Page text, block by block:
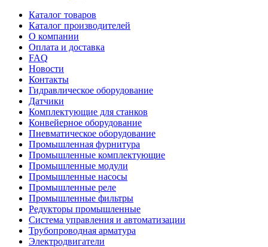
Каталог товаров
Каталог производителей
О компании
Оплата и доставка
FAQ
Новости
Контакты
Гидравлическое оборудование
Датчики
Комплектующие для станков
Конвейерное оборудование
Пневматическое оборудование
Промышленная фурнитура
Промышленные комплектующие
Промышленные модули
Промышленные насосы
Промышленные реле
Промышленные фильтры
Редукторы промышленные
Система управления и автоматизации
Трубопроводная арматура
Электродвигатели